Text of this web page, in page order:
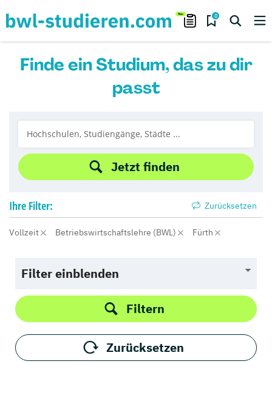
0
Finde ein Studium, das zu dir
passt
Jetzt finden
Ihre Filter: Zurücksetzen
Vollzeit Betriebswirtschaftslehre (BWL) Fürth
Filter einblenden
Filtern
Zurücksetzen